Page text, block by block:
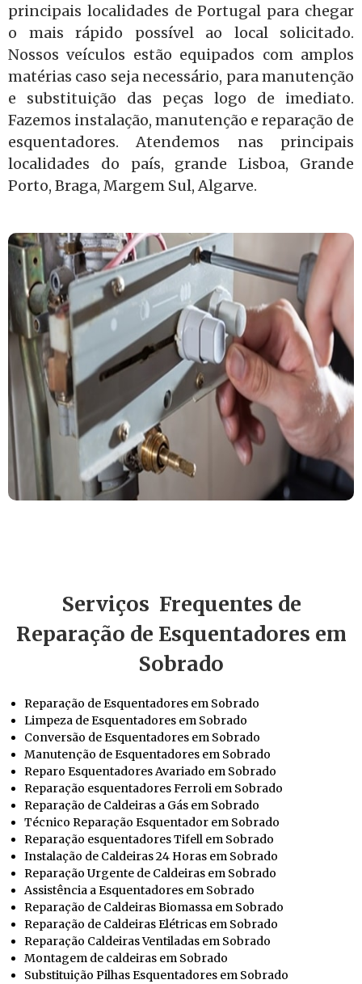
principais localidades de Portugal para chegar
o mais rápido possível ao local solicitado.
Nossos veículos estão equipados com amplos
matérias caso seja necessário, para manutenção
e substituição das peças logo de imediato.
Fazemos instalação, manutenção e reparação de
esquentadores. Atendemos nas principais
localidades do país, grande Lisboa, Grande
Porto, Braga, Margem Sul, Algarve.
Serviços Frequentes de
Reparação de Esquentadores em
Sobrado
Reparação de Esquentadores em Sobrado
Limpeza de Esquentadores em Sobrado
Conversão de Esquentadores em Sobrado
Manutenção de Esquentadores em Sobrado
Reparo Esquentadores Avariado em Sobrado
Reparação esquentadores Ferroli em Sobrado
Reparação de Caldeiras a Gás em Sobrado
Técnico Reparação Esquentador em Sobrado
Reparação esquentadores Tifell em Sobrado
Instalação de Caldeiras 24 Horas em Sobrado
Reparação Urgente de Caldeiras em Sobrado
Assistência a Esquentadores em Sobrado
Reparação de Caldeiras Biomassa em Sobrado
Reparação de Caldeiras Elétricas em Sobrado
Reparação Caldeiras Ventiladas em Sobrado
Montagem de caldeiras em Sobrado
Substituição Pilhas Esquentadores em Sobrado